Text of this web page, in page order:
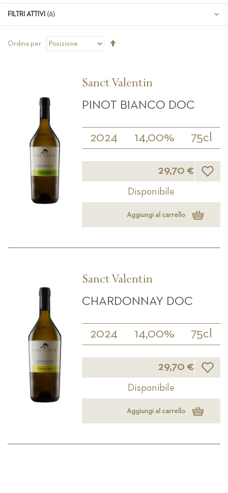
Ordina per
Sanct Valentin
PINOT BIANCO DOC
2024 14,00% 75cl
29,70 € Lista
Disponibile
Aggiungi al carrello
Sanct Valentin
CHARDONNAY DOC
2024 14,00% 75cl
29,70 € Lista
Disponibile
Aggiungi al carrello
FILTRI ATTIVI